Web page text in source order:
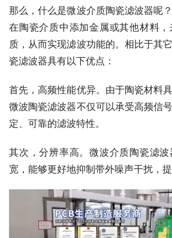
那么，什么是微波介质陶瓷滤波器呢
在陶瓷介质中添加金属或其他材料
质，从而实现滤波功能的。相比于其
瓷滤波器具有以下优点：
首先，高频性能优异。由于陶瓷材料
微波陶瓷滤波器不仅可以承受高频信
定、可靠的滤波特性。
其次，分辨率高。微波介质陶瓷滤
宽，能够更好地抑制带外噪声干扰，提